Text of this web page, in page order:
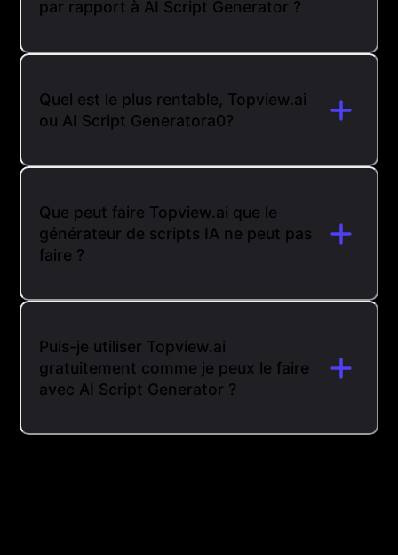
par rapport à AI Script Generator ?
Quel est le plus rentable, Topview.ai
ou AI Script Generatora0?
Que peut faire Topview.ai que le
générateur de scripts IA ne peut pas
faire ?
Puis-je utiliser Topview.ai
gratuitement comme je peux le faire
avec AI Script Generator ?